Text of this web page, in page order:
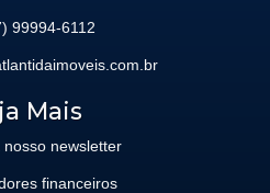
99994-6112
Mais
nosso newsletter
financeiros